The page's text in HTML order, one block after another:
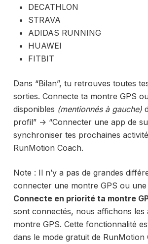
DECATHLON
STRAVA
ADIDAS RUNNING
HUAWEI
FITBIT
Dans “Bilan”, tu retrouves toutes
sorties. Connecte ta montre GPS
disponibles (mentionnés à gauche)
profil” -> “Connecter une app de
synchroniser tes prochaines
RunMotion Coach.
Note : Il n’y a pas de grandes
connecter une montre GPS ou une
Connecte en priorité ta montre
sont connectés, nous affichons les
montre GPS. Cette fonctionnalité
dans le mode gratuit de RunMotion